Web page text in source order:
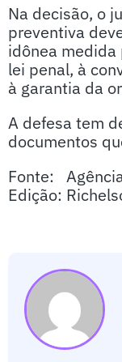
Na decisão, o
preventiva
idônea medida
lei penal, à
à garantia da
A defesa tem
documentos
Fonte:
Edição: